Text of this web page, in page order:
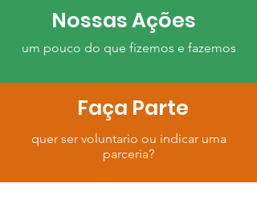
Nossas Ações
um pouco do que fizemos e fazemos
Faça Parte
quer ser voluntario ou indicar uma
parceria?